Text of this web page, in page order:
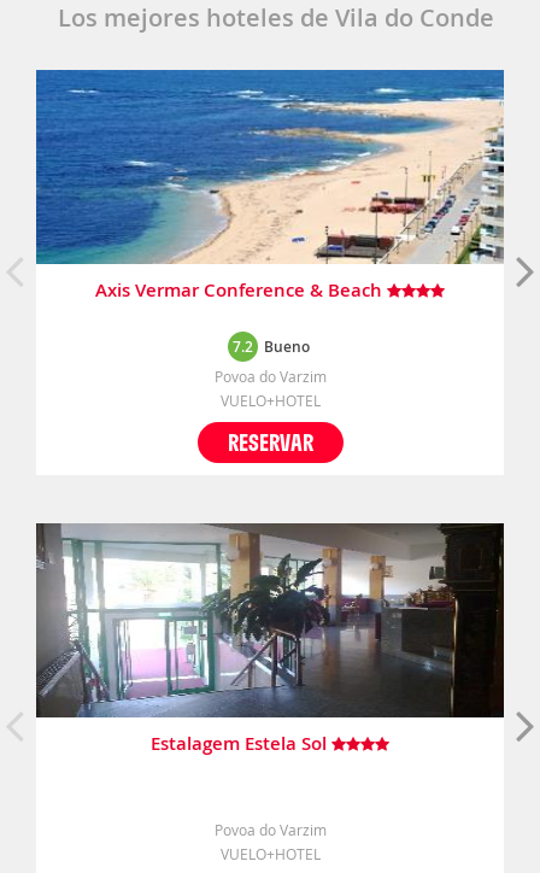
Los mejores hoteles de Vila do Conde
Axis Vermar Conference & Beach
7.2 Bueno
Povoa do Varzim
VUELO+HOTEL
RESERVAR
Estalagem Estela Sol
Povoa do Varzim
VUELO+HOTEL